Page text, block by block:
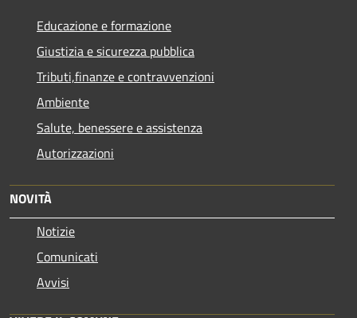
Educazione e formazione
Giustizia e sicurezza pubblica
Tributi,finanze e contravvenzioni
Ambiente
Salute, benessere e assistenza
Autorizzazioni
NOVITÀ
Notizie
Comunicati
Avvisi